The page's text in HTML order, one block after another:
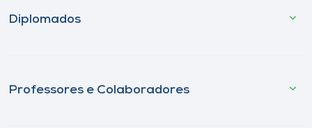
Diplomados
Professores e Colaboradores